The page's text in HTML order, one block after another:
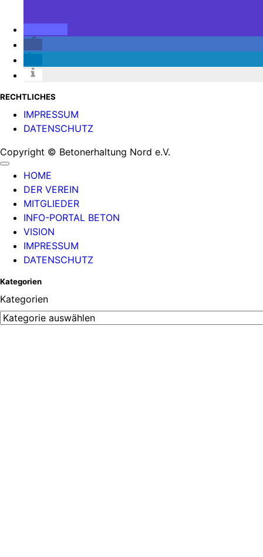
RECHTLICHES
IMPRESSUM
DATENSCHUTZ
Copyright © Betonerhaltung Nord e.V.
HOME
DER VEREIN
MITGLIEDER
INFO-PORTAL BETON
VISION
IMPRESSUM
DATENSCHUTZ
Kategorien
Kategorien